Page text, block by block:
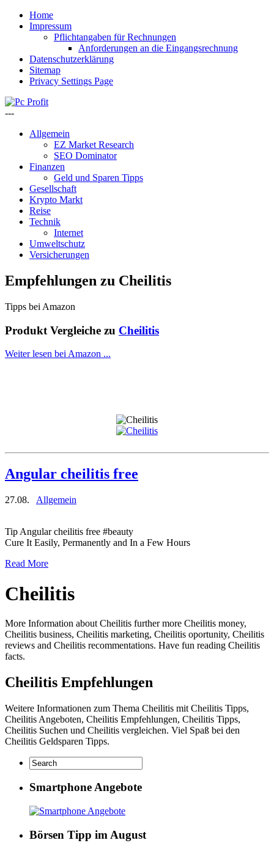
Home
Impressum
Pflichtangaben für Rechnungen
Anforderungen an die Eingangsrechnung
Datenschutzerklärung
Sitemap
Privacy Settings Page
---
Allgemein
EZ Market Research
SEO Dominator
Finanzen
Geld und Sparen Tipps
Gesellschaft
Krypto Markt
Reise
Technik
Internet
Umweltschutz
Versicherungen
Empfehlungen zu Cheilitis
Tipps bei Amazon
Produkt Vergleiche zu Cheilitis
Weiter lesen bei Amazon ...
Angular cheilitis free
27.08. Allgemein
Tip Angular cheilitis free #beauty
Cure It Easily, Permanently and In a Few Hours
Read More
Cheilitis
More Information about Cheilitis further more Cheilitis money,
Cheilitis business, Cheilitis marketing, Cheilitis oportunity, Cheilitis
reviews and Cheilitis recommentations. Have fun reading Cheilitis
facts.
Cheilitis Empfehlungen
Weitere Informationen zum Thema Cheilitis mit Cheilitis Tipps,
Cheilitis Angeboten, Cheilitis Empfehlungen, Cheilitis Tipps,
Cheilitis Suchen und Cheilitis vergleichen. Viel Spaß bei den
Cheilitis Geldsparen Tipps.
Smartphone Angebote
Börsen Tipp im August